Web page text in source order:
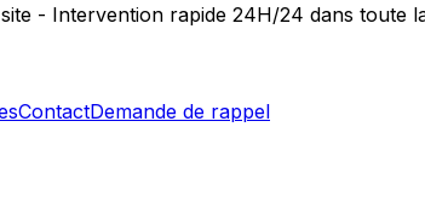
- Intervention rapide 24H/24 dans toute
ContactDemande de rappel